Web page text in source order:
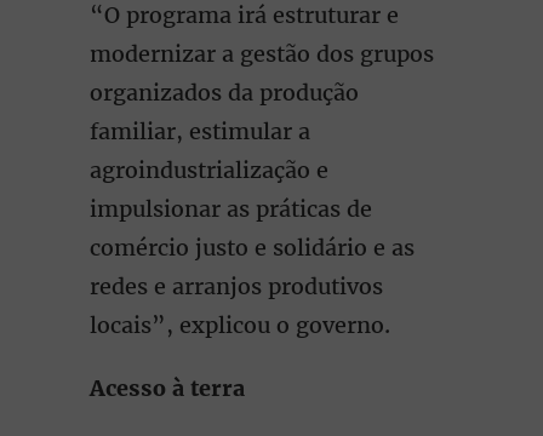
“O programa irá estruturar e
modernizar a gestão dos grupos
organizados da produção
familiar, estimular a
agroindustrialização e
impulsionar as práticas de
comércio justo e solidário e as
redes e arranjos produtivos
locais”, explicou o governo.
Acesso à terra